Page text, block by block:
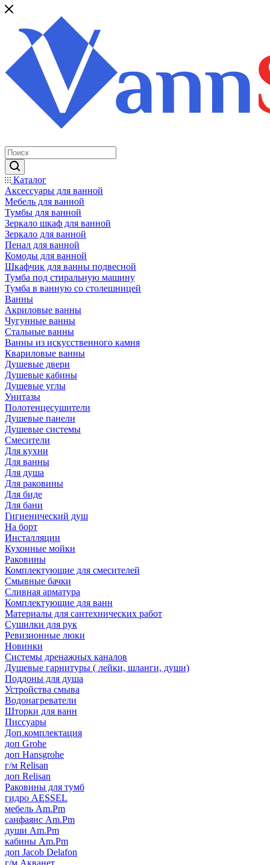
Каталог
Аксессуары для ванной
Мебель для ванной
Тумбы для ванной
Зеркало шкаф для ванной
Зеркало для ванной
Пенал для ванной
Комоды для ванной
Шкафчик для ванны подвесной
Тумба под стиральную машину
Тумба в ванную со столешницей
Ванны
Акриловые ванны
Чугунные ванны
Стальные ванны
Ванны из искусственного камня
Квариловые ванны
Душевые двери
Душевые кабины
Душевые углы
Унитазы
Полотенцесушители
Душевые панели
Душевые системы
Смесители
Для кухни
Для ванны
Для душа
Для раковины
Для биде
Для бани
Гигиенический душ
На борт
Инсталляции
Кухонные мойки
Раковины
Комплектующие для смесителей
Смывные бачки
Сливная арматура
Комплектующие для ванн
Материалы для сантехнических работ
Сушилки для рук
Ревизионные люки
Новинки
Системы дренажных каналов
Душевые гарнитуры ( лейки, шланги, души)
Поддоны для душа
Устройства смыва
Водонагреватели
Шторки для ванн
Писсуары
Доп.комплектация
доп Grohe
доп Hansgrohe
г/м Relisan
доп Relisan
Раковины для тумб
гидро AESSEL
мебель Am.Pm
санфаянс Am.Pm
души Am.Pm
кабины Am.Pm
доп Jacob Delafon
г/м Акванет